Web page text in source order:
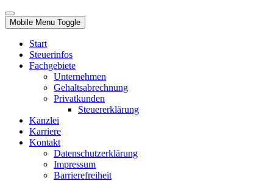
Mobile Menu Toggle
Start
Steuerinfos
Fachgebiete
Unternehmen
Gehaltsabrechnung
Privatkunden
Steuererklärung
Kanzlei
Karriere
Kontakt
Datenschutzerklärung
Impressum
Barrierefreiheit